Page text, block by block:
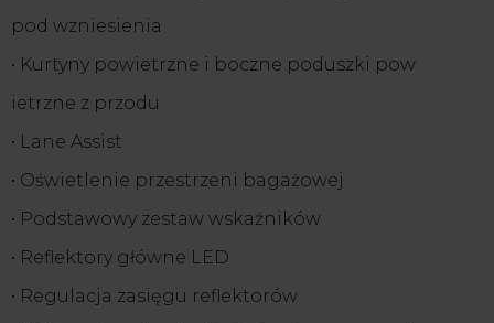
pod wzniesienia
• Kurtyny powietrzne i boczne poduszki pow
ietrzne z przodu
• Lane Assist
• Oświetlenie przestrzeni bagażowej
• Podstawowy zestaw wskaźników
• Reflektory główne LED
• Regulacja zasięgu reflektorów